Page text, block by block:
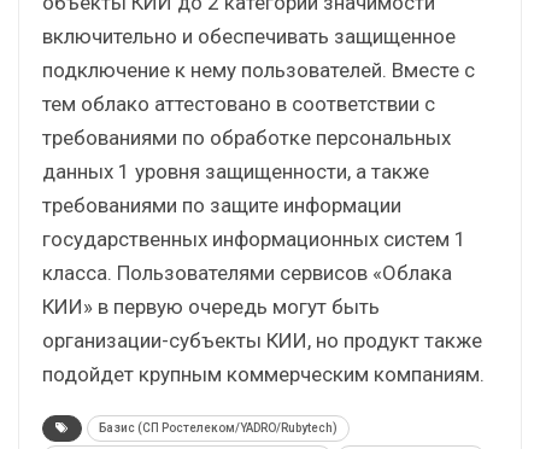
включительно и обеспечивать защищенное
подключение к нему пользователей. Вместе с
тем облако аттестовано в соответствии с
требованиями по обработке персональных
данных 1 уровня защищенности, а также
требованиями по защите информации
государственных информационных систем 1
класса. Пользователями сервисов «Облака
КИИ» в первую очередь могут быть
организации-субъекты КИИ, но продукт также
подойдет крупным коммерческим компаниям.
Базис (СП Ростелеком/YADRO/Rubytech)